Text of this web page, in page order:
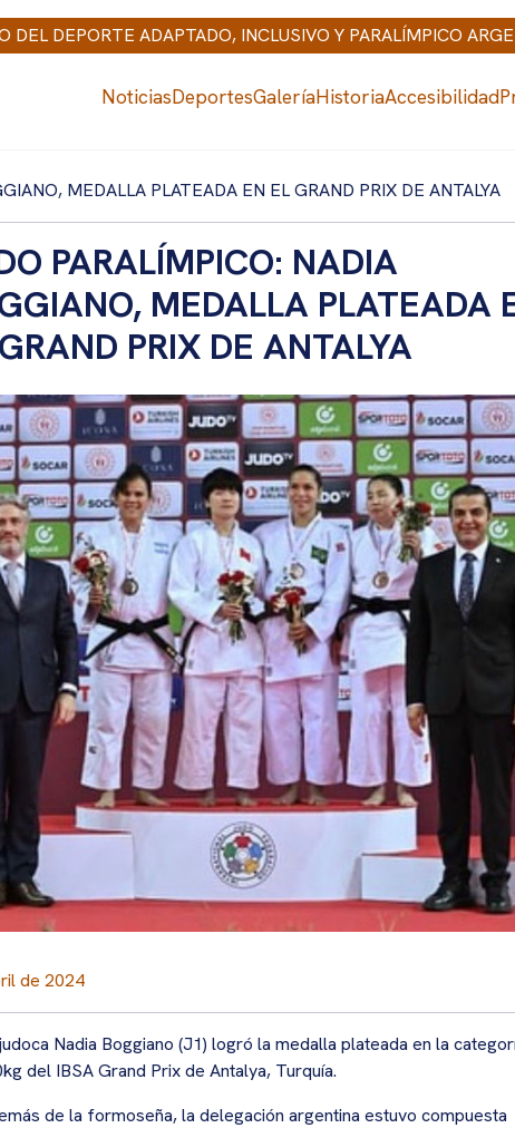
DEL DEPORTE ADAPTADO, INCLUSIVO Y PARALÍMPICO
NoticiasDeportesGaleríaHistoriaAccesibilidad
MEDALLA PLATEADA EN EL GRAND PRIX DE ANTALYA
PARALÍMPICO: NADIA
MEDALLA PLATEADA
PRIX DE ANTALYA
de 2024
Nadia Boggiano (J1) logró la medalla plateada en la
del IBSA Grand Prix de Antalya, Turquía.
de la formoseña, la delegación argentina estuvo compuesta